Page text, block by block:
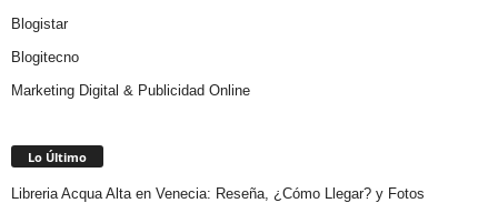
Blogistar
Blogitecno
Marketing Digital & Publicidad Online
Lo Último
Libreria Acqua Alta en Venecia: Reseña, ¿Cómo Llegar? y Fotos